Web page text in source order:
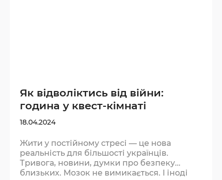
Як відволіктись від війни:
година у квест-кімнаті
18.04.2024
Жити у постійному стресі — це нова
реальність для більшості українців.
Тривога, новини, думки про безпеку
близьких. Мозок не вимикається. І іноді